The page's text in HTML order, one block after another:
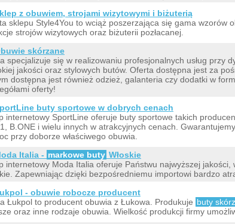
z obuwiem, strojami wizytowymi i biżuterią
sklepu Style4You to wciąż poszerzająca się gama wzorów
strojów wizytowych oraz biżuterii pozłacanej.
skórzane
specjalizuje się w realizowaniu profesjonalnych usług przy
jakości oraz stylowych butów. Oferta dostępna jest za
dostępna jest również odzież, galanteria czy dodatki w
oferty!
buty sportowe w dobrych cenach
internetowy SportLine oferuje buty sportowe takich
B.ONE i wielu innych w atrakcyjnych cenach.
przy doborze właściwego obuwia.
Italia - markowe buty Włoskie
internetowy Moda Italia oferuje Państwu najwyższej jakości,
Zapewniając dzięki bezpośredniemu importowi bardzo
- obuwie robocze producent
Łukpol to producent obuwia z Łukowa. Produkuje buty
oraz inne rodzaje obuwia. Wielkość produkcji firmy